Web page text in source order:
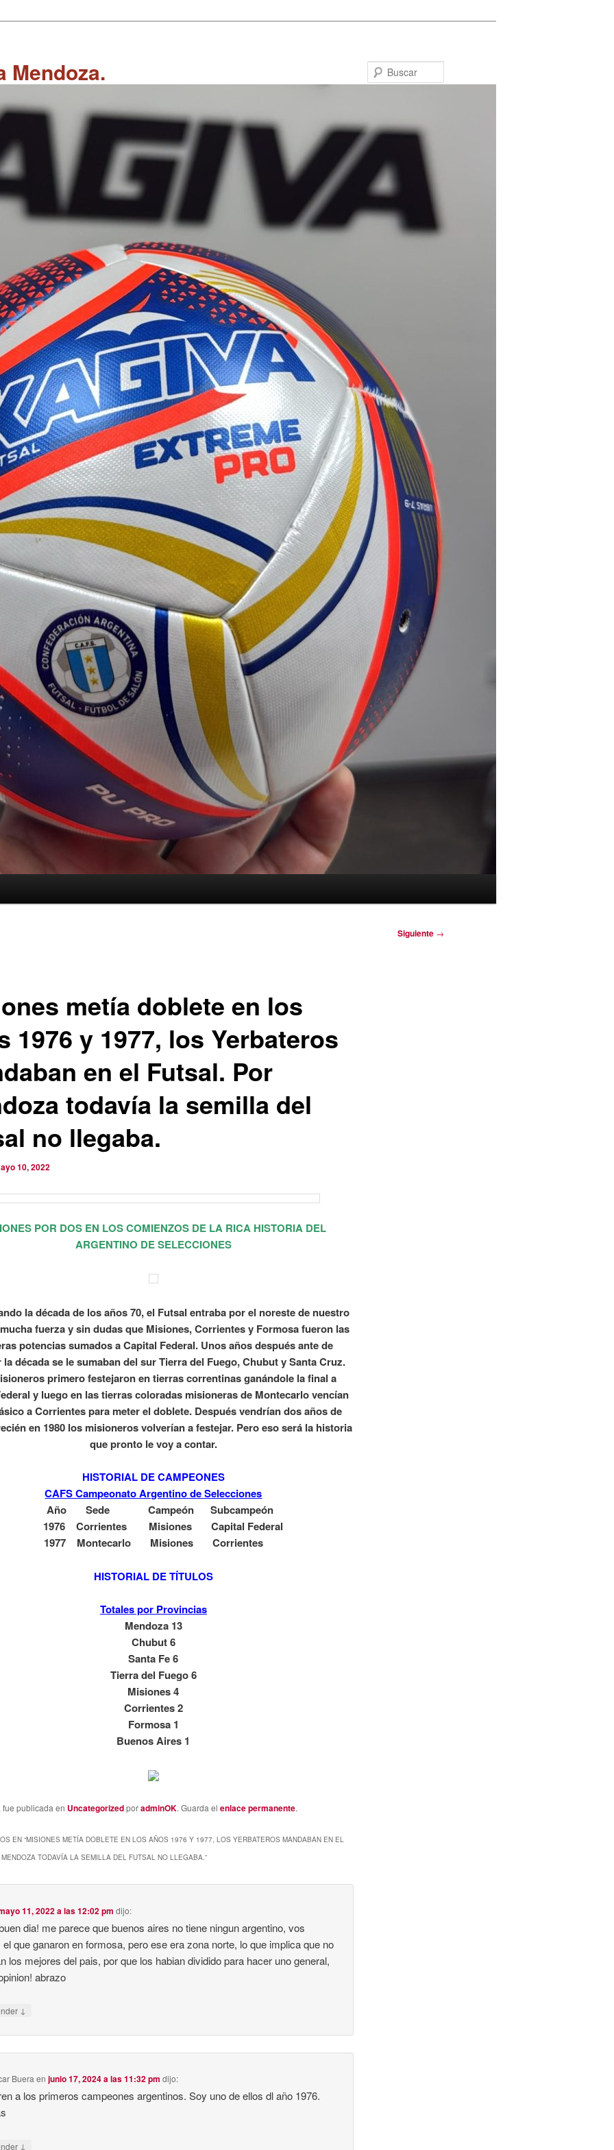
Mendoza.
Siguiente →
metía doblete en los
1976 y 1977, los Yerbateros
en el Futsal. Por
todavía la semilla del
no llegaba.
10, 2022
POR DOS EN LOS COMIENZOS DE LA RICA HISTORIA DEL
ARGENTINO DE SELECCIONES
la década de los años 70, el Futsal entraba por el noreste de nuestro
fuerza y sin dudas que Misiones, Corrientes y Formosa fueron las
potencias sumados a Capital Federal. Unos años después ante de
década se le sumaban del sur Tierra del Fuego, Chubut y Santa Cruz.
primero festejaron en tierras correntinas ganándole la final a
y luego en las tierras coloradas misioneras de Montecarlo vencían
a Corrientes para meter el doblete. Después vendrían dos años de
en 1980 los misioneros volverían a festejar. Pero eso será la historia
que pronto le voy a contar.
HISTORIAL DE CAMPEONES
CAFS Campeonato Argentino de Selecciones
Año Sede Campeón Subcampeón
Corrientes Misiones Capital Federal
1977 Montecarlo Misiones Corrientes
HISTORIAL DE TÍTULOS
Totales por Provincias
Mendoza 13
Chubut 6
Santa Fe 6
Tierra del Fuego 6
Misiones 4
Corrientes 2
Formosa 1
Buenos Aires 1
fue publicada en UncategorizedporadminOK. Guarda el enlace permanente.
EN “MISIONES METÍA DOBLETE EN LOS AÑOS 1976 Y 1977, LOS YERBATEROS MANDABAN EN EL
TODAVÍA LA SEMILLA DEL FUTSAL NO LLEGABA.”
11, 2022 a las 12:02 pm dijo:
dia! me parece que buenos aires no tiene ningun argentino, vos
que ganaron en formosa, pero ese era zona norte, lo que implica que no
los mejores del pais, por que los habian dividido para hacer uno general,
abrazo
↓
Buera enjunio 17, 2024 a las 11:32 pm dijo:
a los primeros campeones argentinos. Soy uno de ellos dl año 1976.
↓